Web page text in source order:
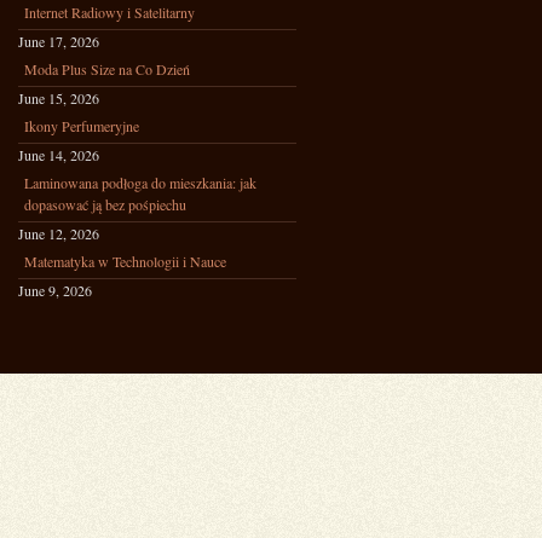
Internet Radiowy i Satelitarny
June 17, 2026
Moda Plus Size na Co Dzień
June 15, 2026
Ikony Perfumeryjne
June 14, 2026
Laminowana podłoga do mieszkania: jak
dopasować ją bez pośpiechu
June 12, 2026
Matematyka w Technologii i Nauce
June 9, 2026